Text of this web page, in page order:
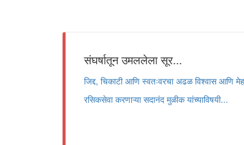
संघर्षातून उमललेला सूर...
जिद्द, चिकाटी आणि स्वतःवरचा अढळ विश्वास आणि
रसिकसेवा करणाऱ्या सदानंद मुळीक यांच्याविषयी...